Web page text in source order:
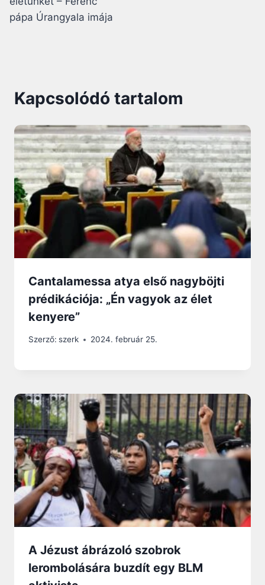
pápa Úrangyala imája
Kapcsolódó tartalom
Cantalamessa atya első nagyböjti
prédikációja: „Én vagyok az élet
kenyere”
Szerző: szerk 2024. február 25.
A Jézust ábrázoló szobrok
lerombolására buzdít egy BLM